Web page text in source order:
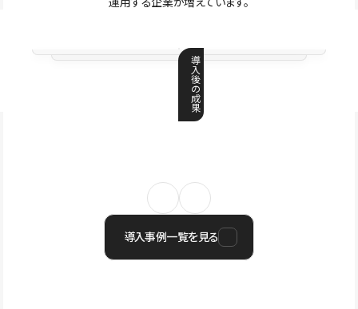
導
入
後
の
成
果
導入事例一覧を見る